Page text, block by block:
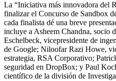
La “Iniciativa más innovadora del
finalizar el Concurso de Sandbox
cada finalista dé una breve
incluye a Asheem Chandna, socio
Eschelbeck, vicepresidente de
de Google; Niloofar Razi Howe,
estrategia, RSA Corporativo;
seguridad en DropBox; y Paul
científico de la división de